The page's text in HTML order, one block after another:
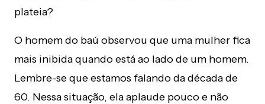
plateia?
O homem do baú observou que uma mulher fica
mais inibida quando está ao lado de um homem.
Lembre-se que estamos falando da década de
60. Nessa situação, ela aplaude pouco e não